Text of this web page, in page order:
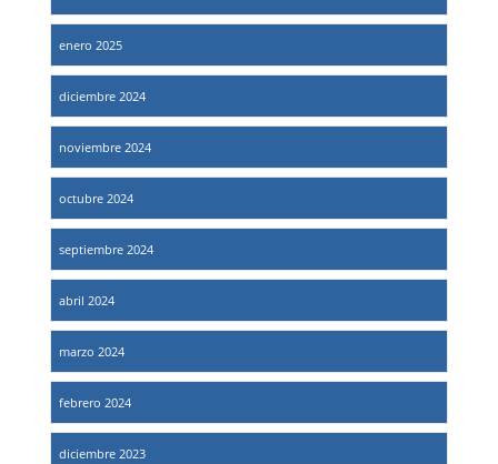
enero 2025
diciembre 2024
noviembre 2024
octubre 2024
septiembre 2024
abril 2024
marzo 2024
febrero 2024
diciembre 2023